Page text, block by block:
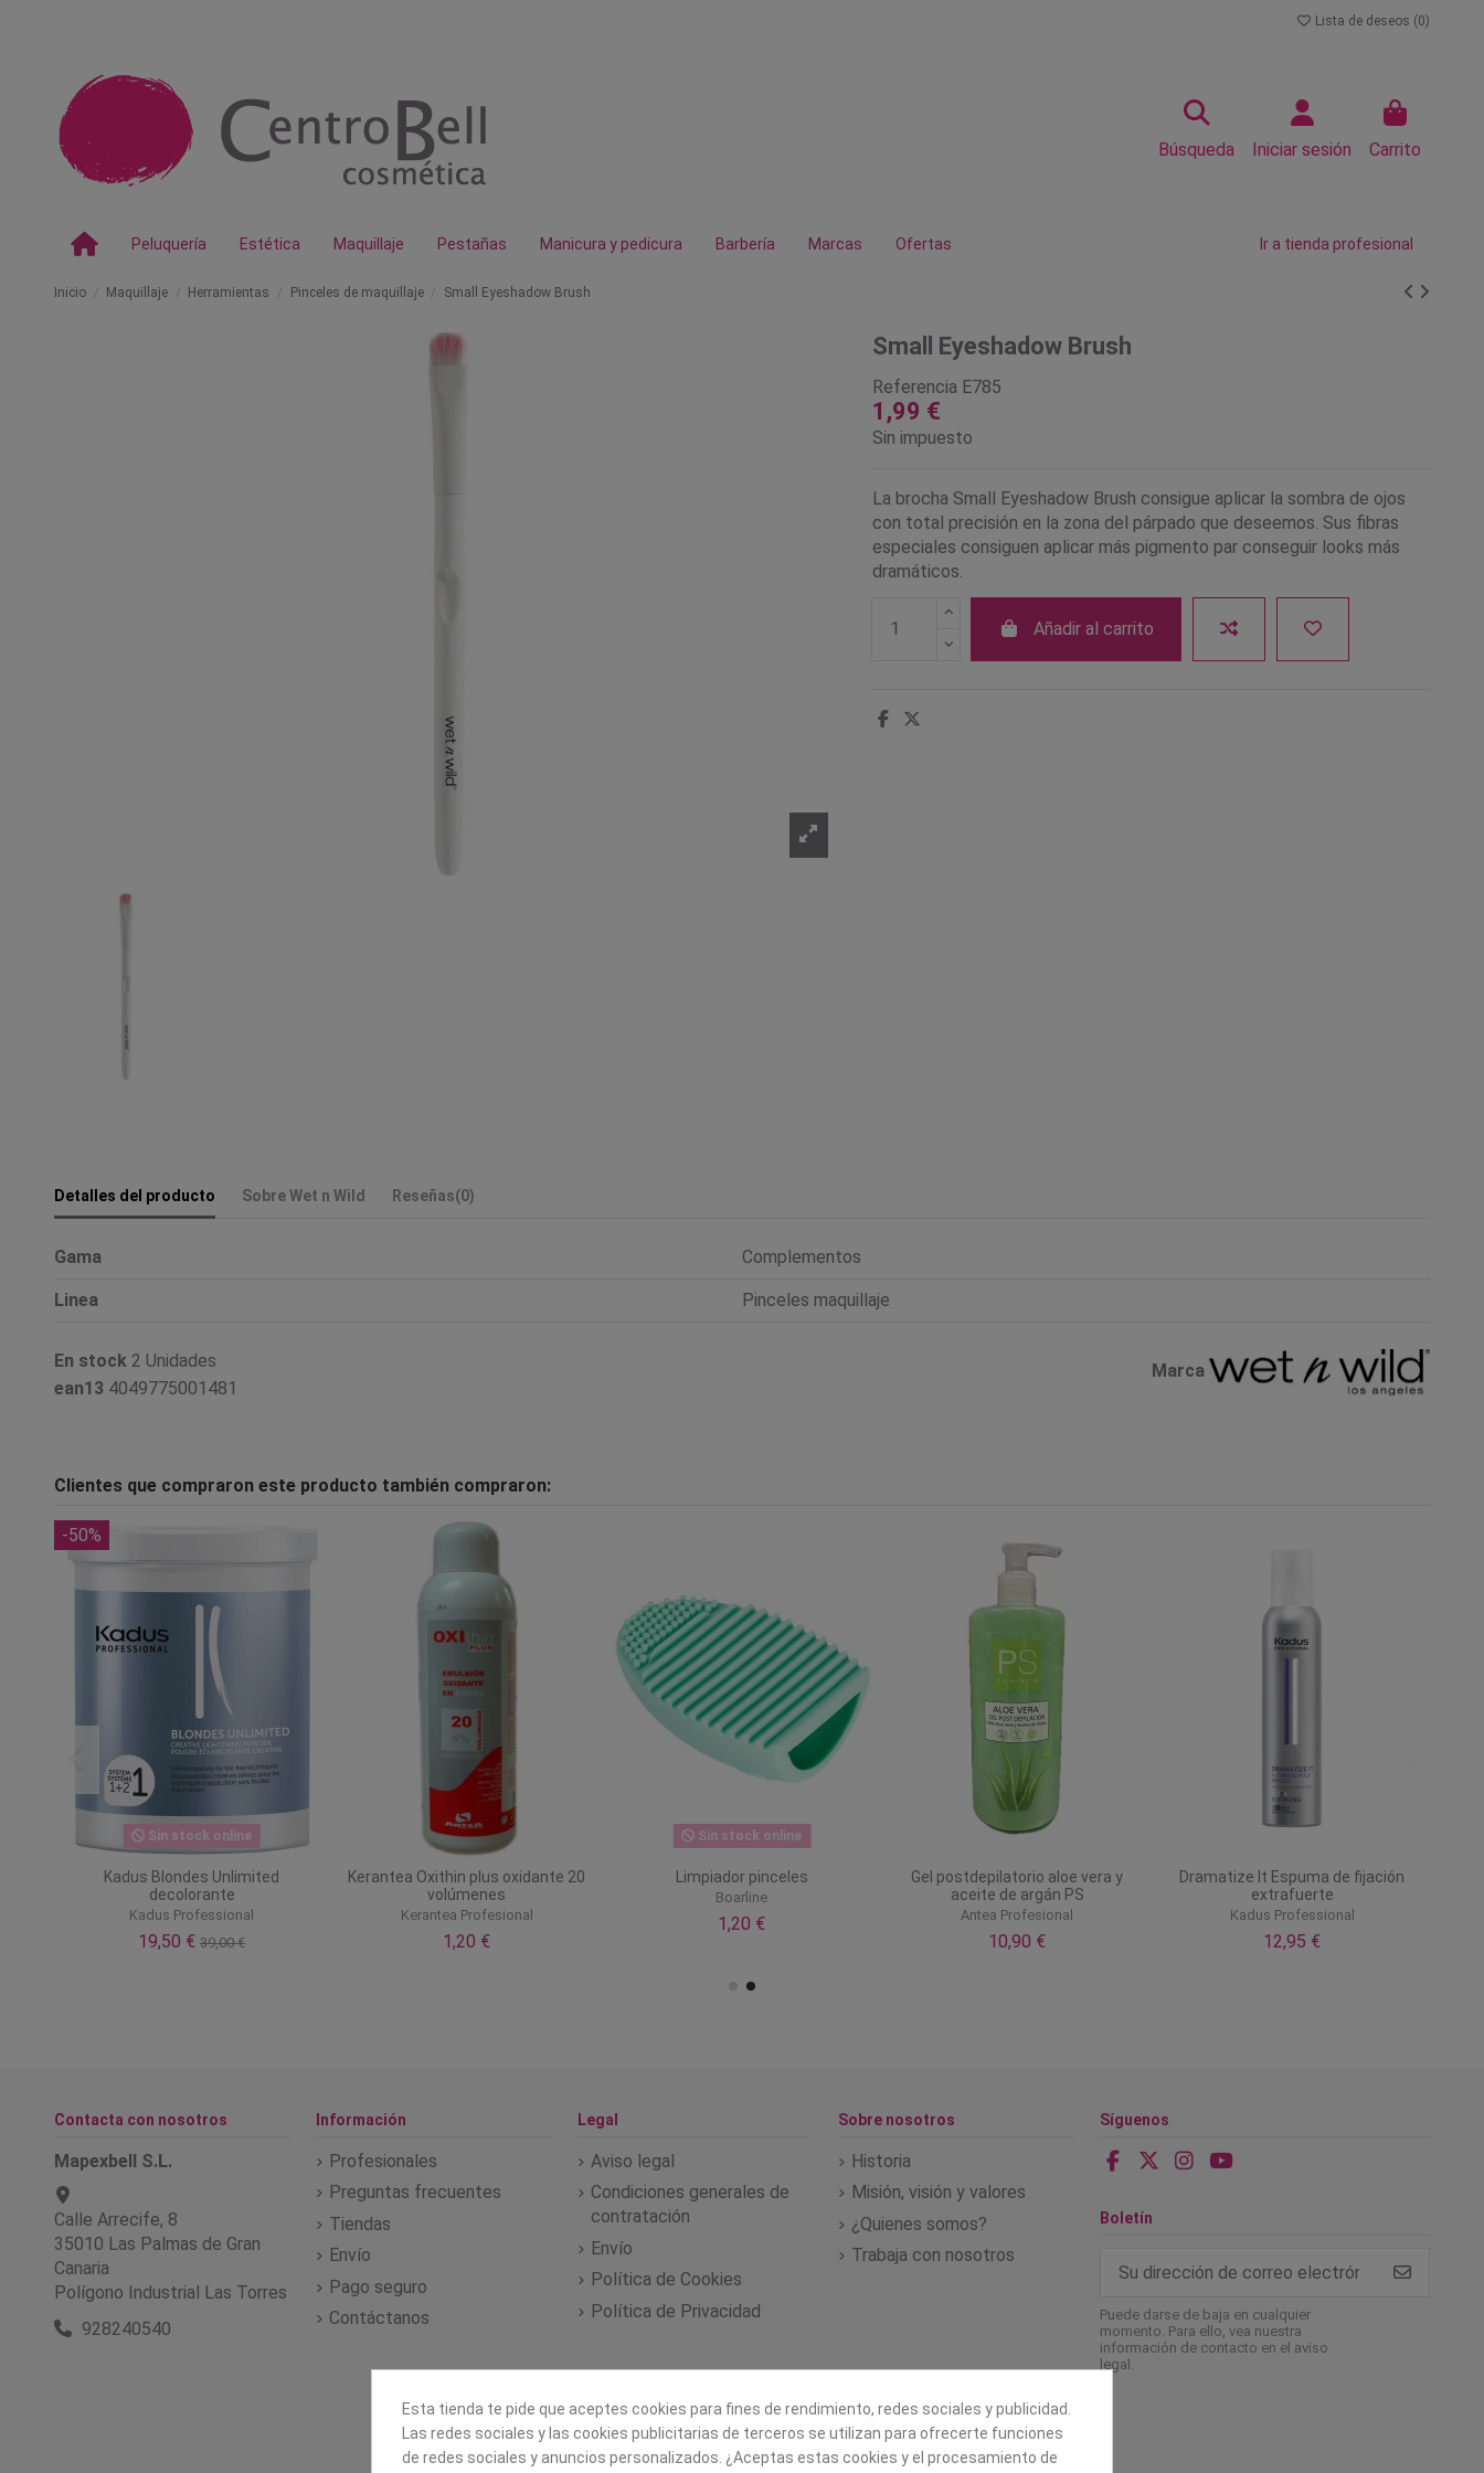
Lista de deseos (0)
Búsqueda Iniciar sesión Carrito
Peluquería Estética Maquillaje Pestañas Manicura y pedicura Barbería Marcas Ofertas Ir a tienda profesional
Inicio Maquillaje Herramientas Pinceles de maquillaje Small Eyeshadow Brush
Small Eyeshadow Brush
Referencia E785
1,99 €
Sin impuesto
La brocha Small Eyeshadow Brush consigue aplicar la sombra de ojos
con total precisión en la zona del párpado que deseemos. Sus fibras
especiales consiguen aplicar más pigmento par conseguir looks más
dramáticos.
Añadir al carrito
Detalles del producto Sobre Wet n Wild Reseñas(0)
Gama Complementos
Linea Pinceles maquillaje
Marca
En stock 2 Unidades
ean13 4049775001481
Clientes que compraron este producto también compraron:
-50%
Sin stock online
Kadus Blondes Unlimited
decolorante
Kadus Professional
19,50 €39,00 €
Kerantea Oxithin plus oxidante 20
volúmenes
Kerantea Profesional
1,20 €
Sin stock online
Limpiador pinceles
Boarline
1,20 €
Gel postdepilatorio aloe vera y
aceite de argán PS
Antea Profesional
10,90 €
Dramatize It Espuma de fijación
extrafuerte
Kadus Professional
12,95 €
Contacta con nosotros
Mapexbell S.L.
Calle Arrecife, 8
35010 Las Palmas de Gran
Canaria
Polígono Industrial Las Torres
928240540
Información
Profesionales
Preguntas frecuentes
Tiendas
Envío
Pago seguro
Contáctanos
Legal
Aviso legal
Condiciones generales de
contratación
Envío
Política de Cookies
Política de Privacidad
Sobre nosotros
Historia
Misión, visión y valores
¿Quienes somos?
Trabaja con nosotros
Síguenos
Boletín
Puede darse de baja en cualquier
momento. Para ello, vea nuestra
información de contacto en el aviso
legal.
Esta tienda te pide que aceptes cookies para fines de rendimiento, redes sociales y publicidad.
Las redes sociales y las cookies publicitarias de terceros se utilizan para ofrecerte funciones
de redes sociales y anuncios personalizados. ¿Aceptas estas cookies y el procesamiento de